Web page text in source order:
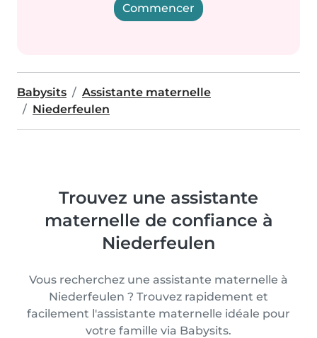
Commencer
Babysits
Assistante maternelle
Niederfeulen
Trouvez une assistante
maternelle de confiance à
Niederfeulen
Vous recherchez une assistante maternelle à
Niederfeulen ? Trouvez rapidement et
facilement l'assistante maternelle idéale pour
votre famille via Babysits.